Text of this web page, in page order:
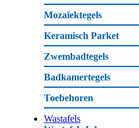
Mozaïektegels
Keramisch Parket
Zwembadtegels
Badkamertegels
Toebehoren
Wastafels